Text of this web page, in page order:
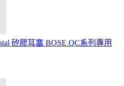
矽膠耳塞 BOSE QC系列專用